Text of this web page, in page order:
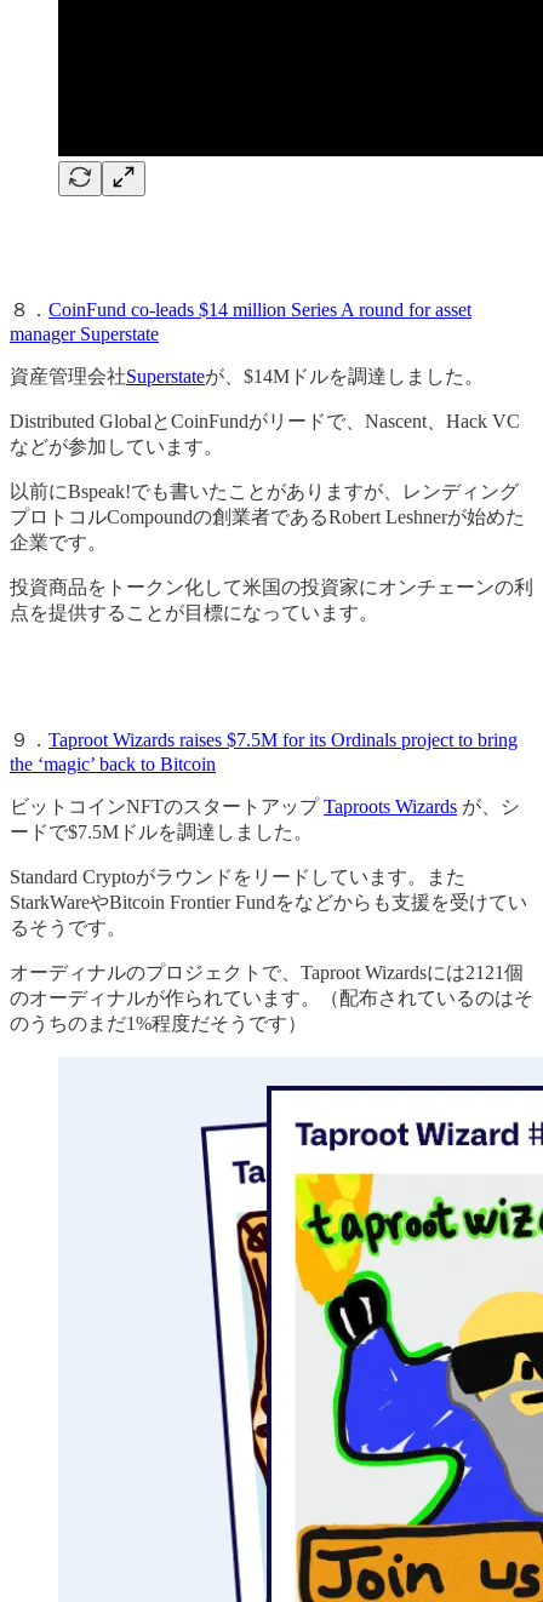
８． CoinFund co-leads $14 million Series A round for asset
manager Superstate
資産管理会社Superstateが、$14Mドルを調達しました。
Distributed GlobalとCoinFundがリードで、Nascent、Hack VC
などが参加しています。
以前にBspeak!でも書いたことがありますが、レンディング
プロトコルCompoundの創業者であるRobert Leshnerが始めた
企業です。
投資商品をトークン化して米国の投資家にオンチェーンの利
点を提供することが目標になっています。
９． Taproot Wizards raises $7.5M for its Ordinals project to bring
the ‘magic’ back to Bitcoin
ビットコインNFTのスタートアップTaproots Wizards が、シ
ードで$7.5Mドルを調達しました。
Standard Cryptoがラウンドをリードしています。また
StarkWareやBitcoin Frontier Fundをなどからも支援を受けてい
るそうです。
オーディナルのプロジェクトで、Taproot Wizardsには2121個
のオーディナルが作られています。（配布されているのはそ
のうちのまだ1%程度だそうです）